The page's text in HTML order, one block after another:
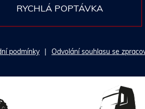
RYCHLÁ POPTÁVKA
podmínky Odvolání souhlasu se